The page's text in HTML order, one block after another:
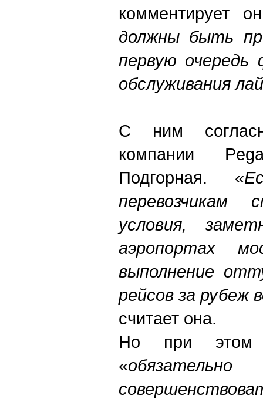
комментирует
должны быть
первую очередь
обслуживания
С ним
компании
Подгорная. «
перевозчикам
условия,
аэропортах
выполнение
рейсов за рубеж
считает она.
Но при этом
«